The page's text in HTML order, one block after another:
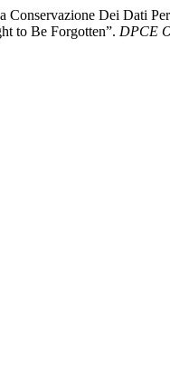
Dei Dati
to Be Forgotten”. DPCE